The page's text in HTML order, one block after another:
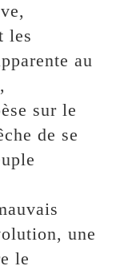
les
au
sur le
de se
une
le